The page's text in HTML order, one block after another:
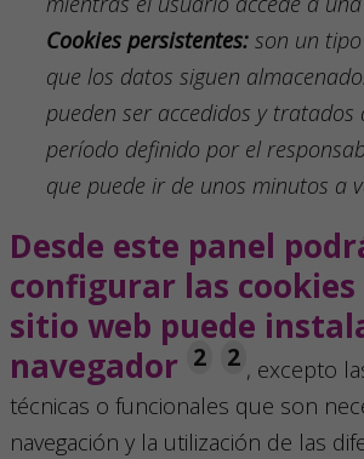
Cookies persistentes: son un
que los datos siguen
pueden ser accedidos y tratados
período definido por el
que puede ir de unos minutos a
Desde este panel
configurar las cookies
sitio web puede
navegador 2 2 , excepto
técnicas o funcionales que son
navegación y la utilización de las